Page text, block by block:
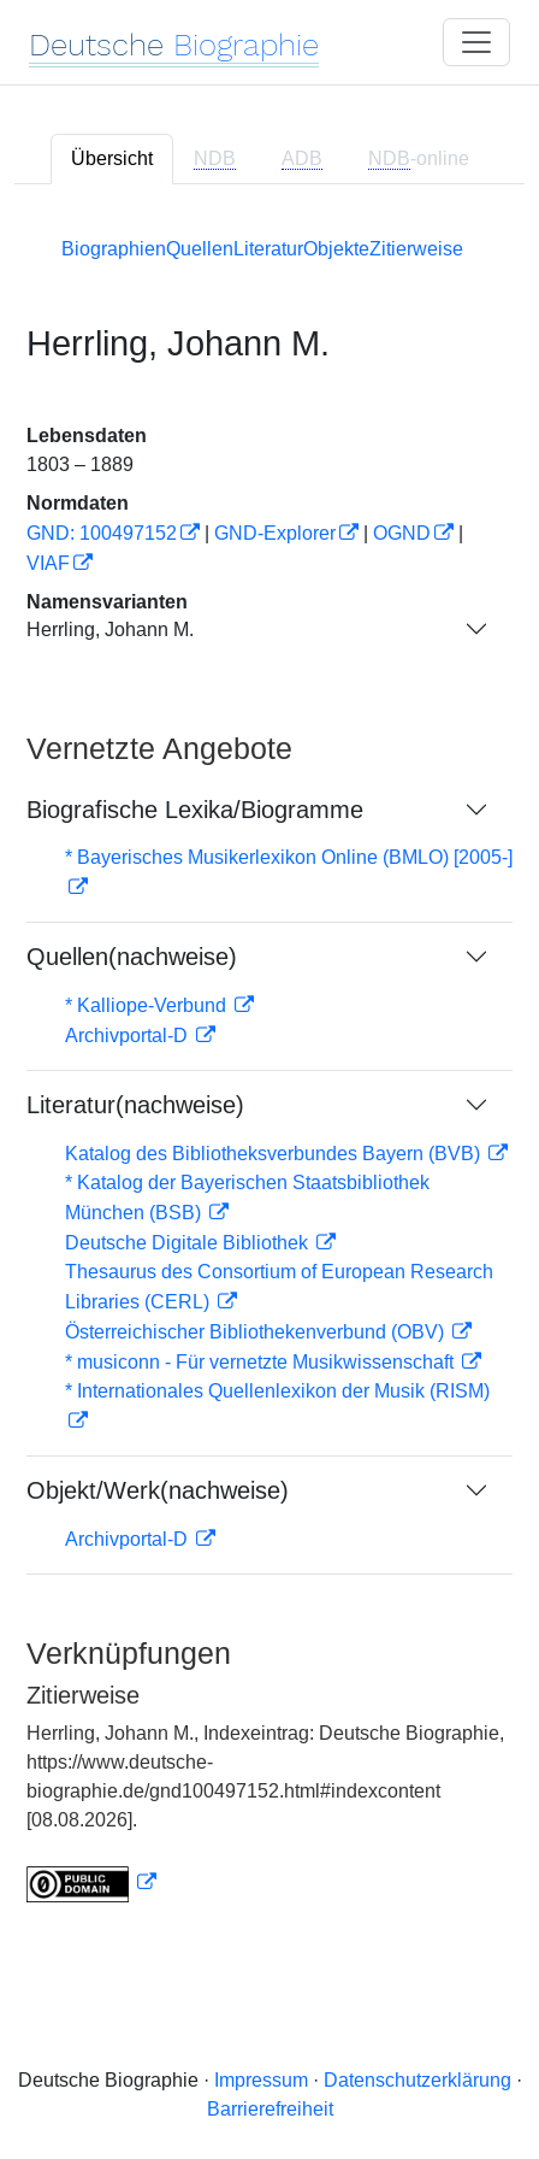
Deutsche Biographie
Übersicht NDB ADB NDB-online
BiographienQuellen LiteraturObjekteZitierweise
Herrling, Johann M.
Lebensdaten
1803 – 1889
Normdaten
GND: 100497152
GND-Explorer OGND
VIAF
Namensvarianten
Herrling, Johann M.
Vernetzte Angebote
Biografische Lexika/Biogramme
* Bayerisches Musikerlexikon Online (BMLO) [2005-]
Quellen(nachweise)
* Kalliope-Verbund
Archivportal-D
Literatur(nachweise)
Katalog des Bibliotheksverbundes Bayern (BVB)
* Katalog der Bayerischen Staatsbibliothek
München (BSB)
Deutsche Digitale Bibliothek
Thesaurus des Consortium of European Research
Libraries (CERL)
Österreichischer Bibliothekenverbund (OBV)
* musiconn - Für vernetzte Musikwissenschaft
* Internationales Quellenlexikon der Musik (RISM)
Objekt/Werk(nachweise)
Archivportal-D
Verknüpfungen
Zitierweise
Herrling, Johann M., Indexeintrag: Deutsche Biographie,
https://www.deutsche-
biographie.de/gnd100497152.html#indexcontent
[08.08.2026].
Deutsche Biographie · Impressum· Datenschutzerklärung ·
Barrierefreiheit